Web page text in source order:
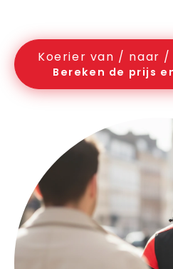
Koerier van / naar
Bereken de prijs